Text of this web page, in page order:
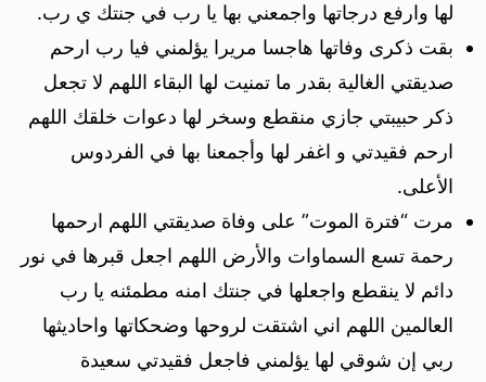
لها وارفع درجاتها واجمعني بها يا رب في جنتك ي رب.
بقت ذكرى وفاتها هاجسا مريرا يؤلمني فيا رب ارحم
صديقتي الغالية بقدر ما تمنيت لها البقاء اللهم لا تجعل
ذكر حبيبتي جازي منقطع وسخر لها دعوات خلقك اللهم
ارحم فقيدتي و اغفر لها وأجمعنا بها في الفردوس
الأعلى.
مرت “فترة الموت” على وفاة صديقتي اللهم ارحمها
رحمة تسع السماوات والأرض اللهم اجعل قبرها في نور
دائم لا ينقطع واجعلها في جنتك امنه مطمئنه يا رب
العالمين اللهم اني اشتقت لروحها وضحكاتها واحاديثها
ربي إن شوقي لها يؤلمني فاجعل فقيدتي سعيدة